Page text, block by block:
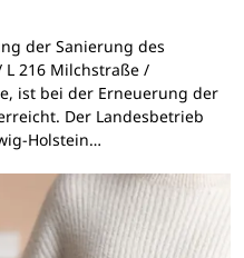
der Sanierung des
L 216 Milchstraße /
ist bei der Erneuerung der
Der Landesbetrieb
Holstein…